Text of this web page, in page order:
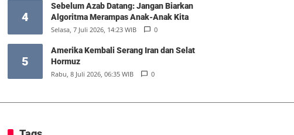
4
Sebelum Azab Datang: Jangan Biarkan
Algoritma Merampas Anak-Anak Kita
Selasa, 7 Juli 2026, 14:23 WIB 0
5
Amerika Kembali Serang Iran dan Selat
Hormuz
Rabu, 8 Juli 2026, 06:35 WIB 0